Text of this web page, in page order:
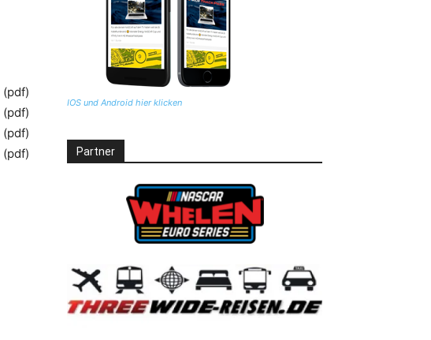
(pdf)
(pdf)
(pdf)
(pdf)
IOS und Android hier klicken
Partner